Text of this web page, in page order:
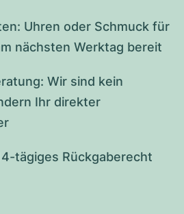
Uhren oder Schmuck für
nächsten Werktag bereit
Wir sind kein
Ihr direkter
tägiges Rückgaberecht